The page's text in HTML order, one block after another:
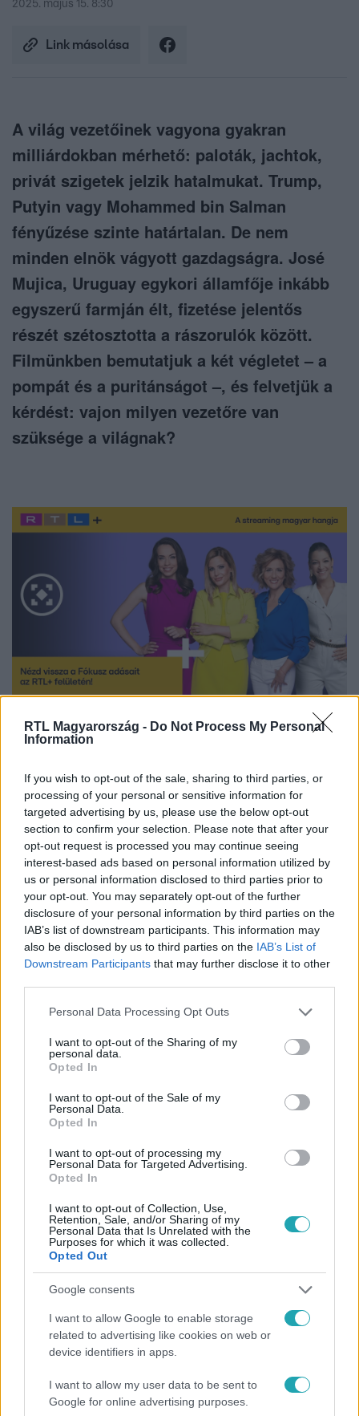
RTL Magyarország - Do Not Process My Personal
Information
If you wish to opt-out of the sale, sharing to third parties, or
processing of your personal or sensitive information for
targeted advertising by us, please use the below opt-out
section to confirm your selection. Please note that after your
opt-out request is processed you may continue seeing
interest-based ads based on personal information utilized by
us or personal information disclosed to third parties prior to
your opt-out. You may separately opt-out of the further
disclosure of your personal information by third parties on the
IAB’s list of downstream participants. This information may
also be disclosed by us to third parties on the IAB’s List of
Downstream Participants that may further disclose it to other
Please note that this website/app uses one or more Google
not limited to your visit or usage behaviour. You may click to
grant or deny consent to Google and its third-party tags to
use your data for below specified purposes in below Google
consent section.
Personal Data Processing Opt Outs
I want to opt-out of the Sharing of my
personal data.
Opted In
I want to opt-out of the Sale of my
Personal Data.
Opted In
I want to opt-out of processing my
Personal Data for Targeted Advertising.
Opted In
I want to opt-out of Collection, Use,
Retention, Sale, and/or Sharing of my
Personal Data that Is Unrelated with the
Purposes for which it was collected.
Opted Out
Google consents
I want to allow Google to enable storage
related to advertising like cookies on web or
device identifiers in apps.
I want to allow my user data to be sent to
Google for online advertising purposes.
2025. május 15. 8:30
Link másolása
A világ vezetőinek vagyona gyakran
milliárdokban mérhető: paloták, jachtok,
privát szigetek jelzik hatalmukat. Trump,
Putyin vagy Mohammed bin Salman
fényűzése szinte határtalan. De nem
minden elnök vágyott gazdagságra. José
Mujica, Uruguay egykori államfője inkább
egyszerű farmján élt, fizetése jelentős
részét szétosztotta a rászorulók között.
Filmünkben bemutatjuk a két végletet – a
pompát és a puritánságot –, és felvetjük a
kérdést: vajon milyen vezetőre van
szüksége a világnak?
Nézd vissza a Fókusz adásait az RTL+-on!
Itt állítsd be, hogy az RTL.hu az elsők között
legyen a Google-találatokban!
Kövess minket, és értesülj a friss hírekről a
FÓKUSZ #
GAZDAGSÁG #POLITIKUSOK #PUTYIN
LUXUS #KÜLFÖLD
Népszerű